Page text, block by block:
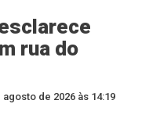
rua do
agosto de 2026 às 14:19